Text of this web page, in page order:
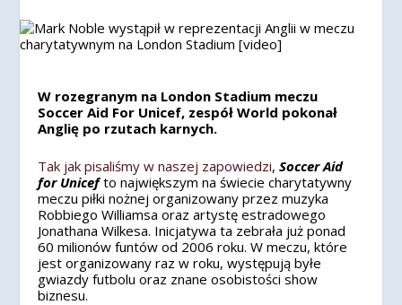
W rozegranym na London Stadium meczu
Soccer Aid For Unicef, zespół World pokonał
Anglię po rzutach karnych.
Tak jak pisaliśmy w naszej zapowiedzi,Soccer Aid
for Unicef ​​to największym na świecie charytatywny
meczu piłki nożnej organizowany przez muzyka
Robbiego Williamsa oraz artystę estradowego
Jonathana Wilkesa. Inicjatywa ta zebrała już ponad
60 milionów funtów od 2006 roku. W meczu, które
jest organizowany raz w roku, występują byłe
gwiazdy futbolu oraz znane osobistości show
biznesu.